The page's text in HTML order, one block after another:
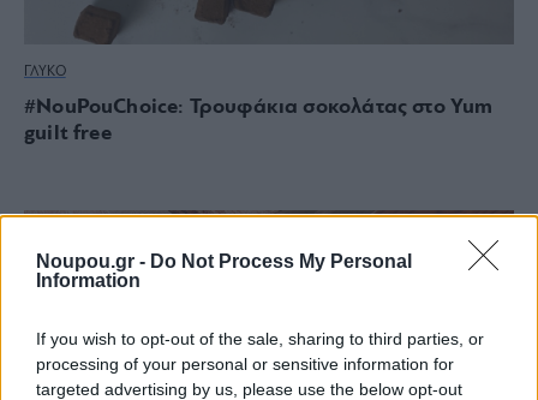
Noupou.gr - Do Not Process My Personal
Information
If you wish to opt-out of the sale, sharing to third parties, or
processing of your personal or sensitive information for
targeted advertising by us, please use the below opt-out
ΓΛΥΚΟ
#NouPouChoice: Τρουφάκια σοκολάτας στο Yum
guilt free